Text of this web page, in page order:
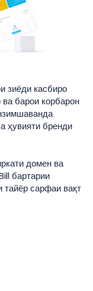
зиёди касбиро
барои корбарон
ҳувияти бренди
домен ва
бартарии
сарфаи вақт